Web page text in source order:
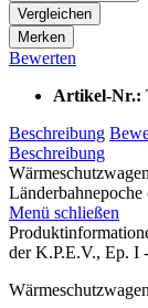
Vergleichen
Merken
Bewerten
Artikel-Nr.:
Beschreibung
Beschreibung
Menü schließen
der K.P.E.V., Ep.